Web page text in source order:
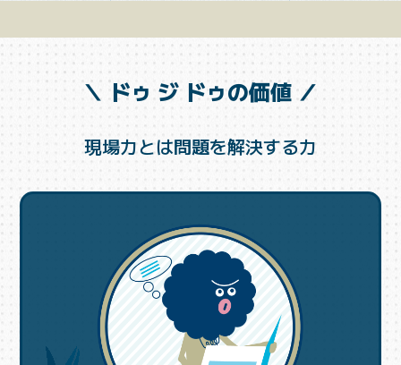
＼ ドゥ ジ ドゥの価値 ／
現場力とは問題を解決する力